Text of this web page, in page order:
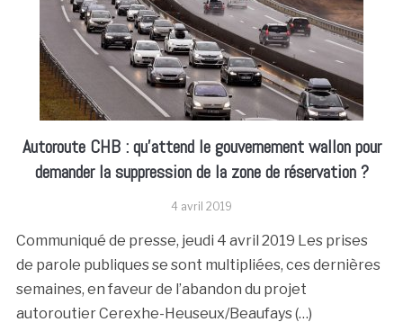
Autoroute CHB : qu’attend le gouvernement wallon pour
demander la suppression de la zone de réservation ?
4 avril 2019
Communiqué de presse, jeudi 4 avril 2019 Les prises
de parole publiques se sont multipliées, ces dernières
semaines, en faveur de l’abandon du projet
autoroutier Cerexhe-Heuseux/Beaufays (…)